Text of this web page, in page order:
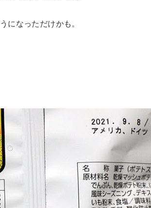
になっただけかも。